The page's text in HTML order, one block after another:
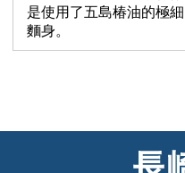
是使用了五島椿油的極細
麵身。